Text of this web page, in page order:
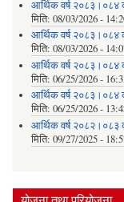
आर्थिक वर्ष २०८३।०८४
मिति: 08/03/2026 -
आर्थिक वर्ष २०८३।०८४
मिति: 08/03/2026 -
आर्थिक वर्ष २०८३।०८४
मिति: 06/25/2026 -
आर्थिक वर्ष २०८३।०८४
मिति: 06/25/2026 -
आर्थिक वर्ष २०८२।०८३
मिति: 09/27/2025 -